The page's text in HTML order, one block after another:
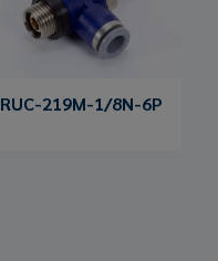
RUC-219M-1/8N-6P